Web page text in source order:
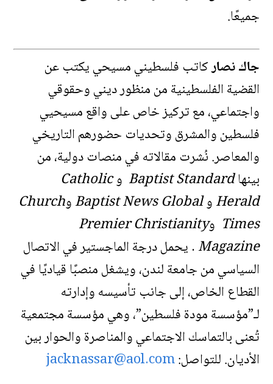
جميعًا.
جاك نصاركاتب فلسطيني مسيحي يكتب عن
القضية الفلسطينية من منظور ديني وحقوقي
واجتماعي، مع تركيز خاص على واقع مسيحيي
فلسطين والمشرق وتحديات حضورهم التاريخي
والمعاصر. نُشرت مقالاته في منصات دولية، من
بينهاBaptist Standard وCatholic
HeraldوBaptist News GlobalوChurch
Times وPremier Christianity
Magazine
. يحمل درجة الماجستير في الاتصال
السياسي من جامعة لندن، ويشغل منصبًا قياديًا في
القطاع الخاص، إلى جانب تأسيسه وإدارته
لـ”مؤسسة مودة فلسطين”، وهي مؤسسة مجتمعية
تُعنى بالتماسك الاجتماعي والمناصرة والحوار بين
الأديان.للتواصل:jacknassar@aol.com